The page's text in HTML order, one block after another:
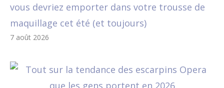
vous devriez emporter dans votre trousse de
maquillage cet été (et toujours)
7 août 2026